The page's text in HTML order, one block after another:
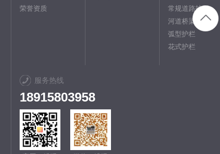
荣誉资质
常规道路护栏
河道桥梁护栏
弧型护栏
花式护栏
服务热线
18915803958